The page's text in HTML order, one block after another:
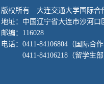
版权所有 大连交通大学国际合
地址：中国辽宁省大连市沙河口
邮编：116028
电话： 0411-84106804 （国际合
0411-84106218 （留学生部